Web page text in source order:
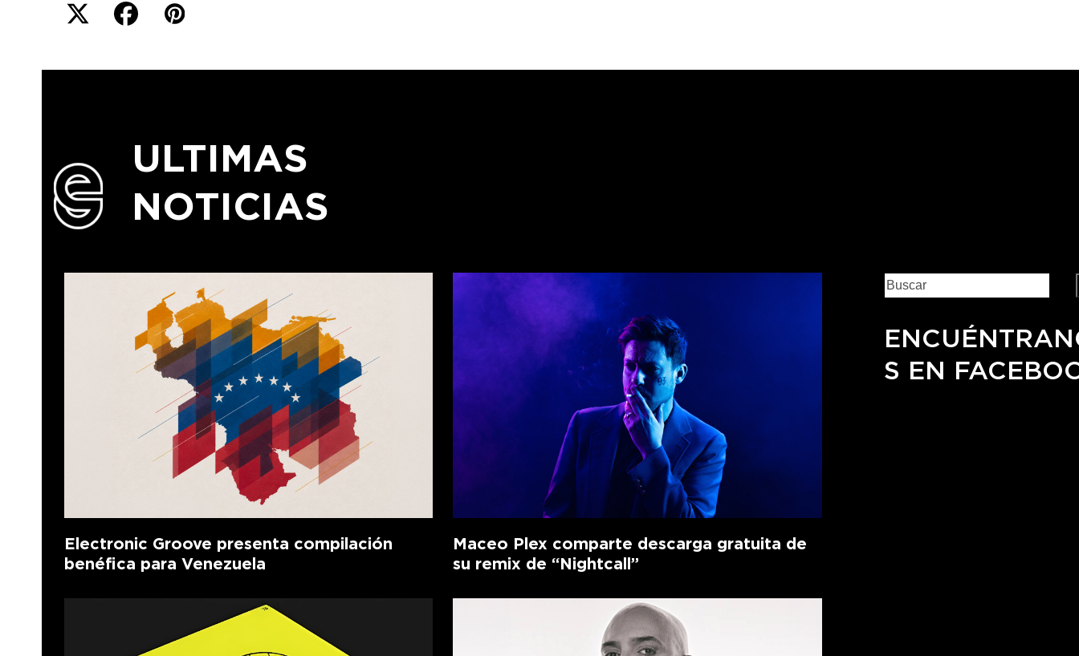
ULTIMAS
NOTICIAS
Electronic Groove presenta compilación
benéfica para Venezuela
Maceo Plex comparte descarga gratuita de
su remix de “Nightcall”
S EN